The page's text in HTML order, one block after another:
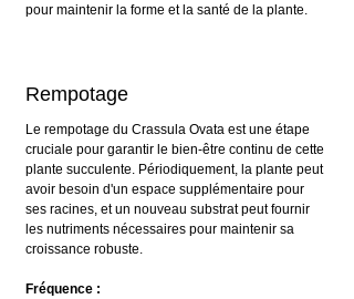
pour maintenir la forme et la santé de la plante.
Rempotage
Le rempotage du Crassula Ovata est une étape
cruciale pour garantir le bien-être continu de cette
plante succulente. Périodiquement, la plante peut
avoir besoin d'un espace supplémentaire pour
ses racines, et un nouveau substrat peut fournir
les nutriments nécessaires pour maintenir sa
croissance robuste.
Fréquence :